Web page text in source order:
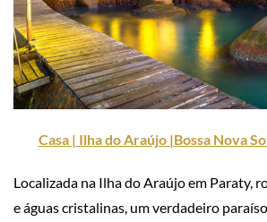
Casa | Ilha do Araújo |Bossa Nova
Localizada na Ilha do Araújo em Paraty,
e águas cristalinas, um verdadeiro